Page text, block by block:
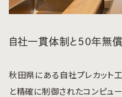
自社一貫体制と50年無
秋田県にある自社プレカット
と精確に制御されたコンピュ